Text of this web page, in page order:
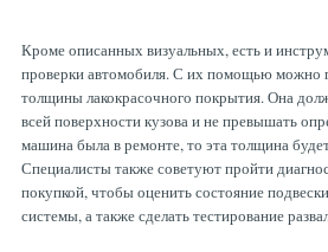
Кроме описанных визуальных, есть и
проверки автомобиля. С их помощью можно
толщины лакокрасочного покрытия. Она
всей поверхности кузова и не превышать
машина была в ремонте, то эта толщина
Специалисты также советуют пройти
покупкой, чтобы оценить состояние
системы, а также сделать тестирование